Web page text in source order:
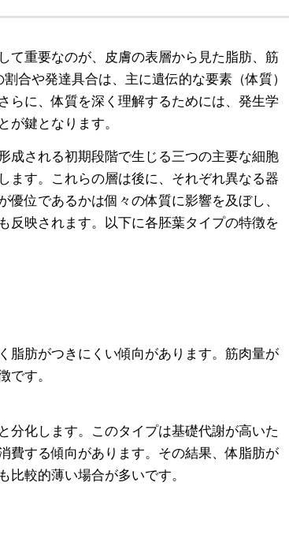
て重要なのが、皮膚の表層から見た脂肪、筋
合や発達具合は、主に遺伝的な要素（体質）
らに、体質を深く理解するためには、発生学
が鍵となります。
成される初期段階で生じる三つの主要な細胞
ます。これらの層は後に、それぞれ異なる器
優位であるかは個々の体質に影響を及ぼし、
反映されます。以下に各胚葉タイプの特徴を
脂肪がつきにくい傾向があります。筋肉量が
です。
分化します。このタイプは基礎代謝が高いた
費する傾向があります。その結果、体脂肪が
比較的薄い場合が多いです。